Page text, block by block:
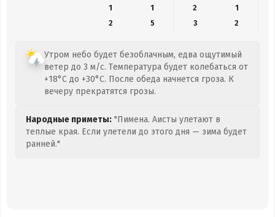
1
1 2
1
2
5 3 2
Утром небо будет безоблачным, едва ощутимый
ветер до 3 м/с. Температура будет колебаться от
+18°C до +30°C. После обеда начнется гроза. К
вечеру прекратятся грозы.
Народные приметы: "Пимена. Аисты улетают в
теплые края. Если улетели до этого дня — зима будет
ранней."